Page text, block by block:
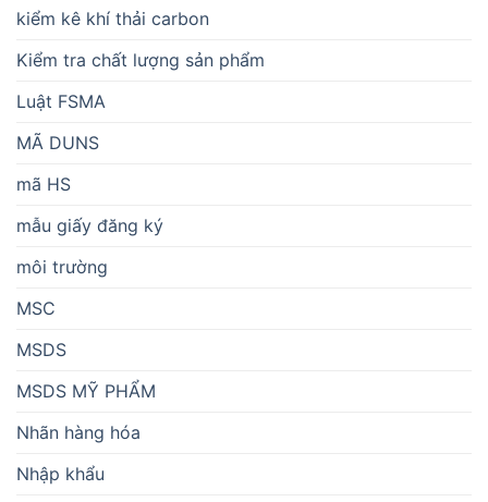
kiểm kê khí thải carbon
Kiểm tra chất lượng sản phẩm
Luật FSMA
MÃ DUNS
mã HS
mẫu giấy đăng ký
môi trường
MSC
MSDS
MSDS MỸ PHẨM
Nhãn hàng hóa
Nhập khẩu